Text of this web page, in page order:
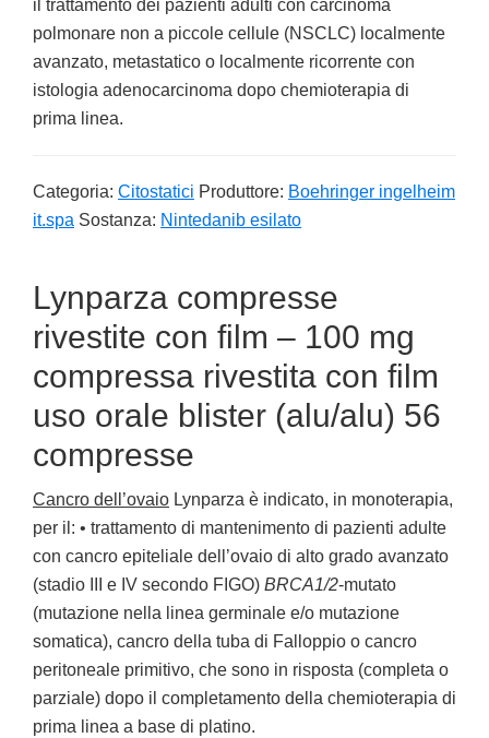
il trattamento dei pazienti adulti con carcinoma
polmonare non a piccole cellule (NSCLC) localmente
avanzato, metastatico o localmente ricorrente con
istologia adenocarcinoma dopo chemioterapia di
prima linea.
Categoria: Citostatici Produttore: Boehringer ingelheim
it.spa Sostanza: Nintedanib esilato
Lynparza compresse
rivestite con film – 100 mg
compressa rivestita con film
uso orale blister (alu/alu) 56
compresse
Cancro dell’ovaio Lynparza è indicato, in monoterapia,
per il: • trattamento di mantenimento di pazienti adulte
con cancro epiteliale dell’ovaio di alto grado avanzato
(stadio III e IV secondo FIGO) BRCA1/2-mutato
(mutazione nella linea germinale e/o mutazione
somatica), cancro della tuba di Falloppio o cancro
peritoneale primitivo, che sono in risposta (completa o
parziale) dopo il completamento della chemioterapia di
prima linea a base di platino.